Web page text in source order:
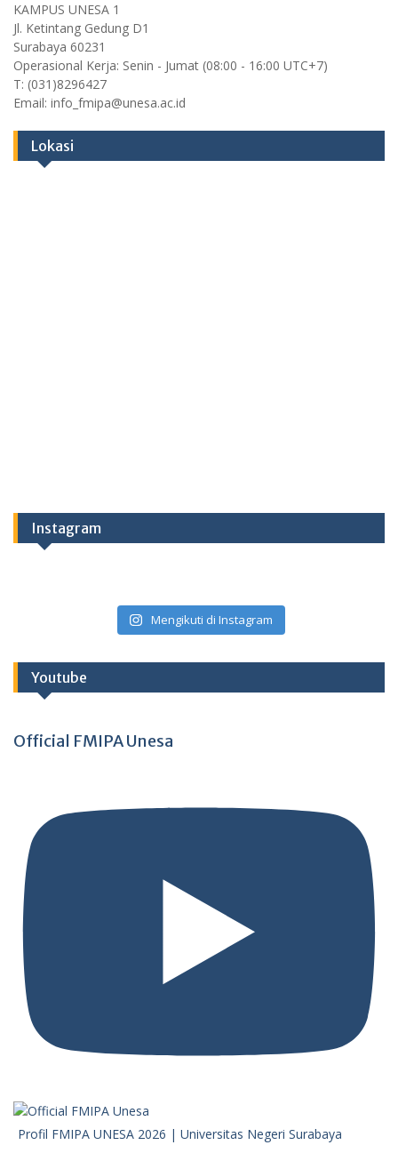
KAMPUS UNESA 1
Jl. Ketintang Gedung D1
Surabaya 60231
Operasional Kerja: Senin - Jumat (08:00 - 16:00 UTC+7)
T: (031)8296427
Email: info_fmipa@unesa.ac.id
Lokasi
Instagram
Mengikuti di Instagram
Youtube
Official FMIPA Unesa
Profil FMIPA UNESA 2026 | Universitas Negeri Surabaya